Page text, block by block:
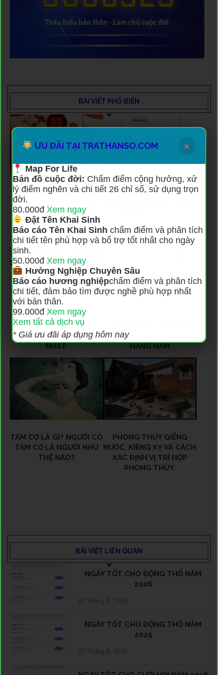
BÀI VIẾT PHỔ BIẾN
[XEM ONLINE] XEM TUỔI
VỢ CHỒNG THEO NĂM
SINH, THEO CUNG SINH,
CÓ HỢP NHAU KHÔNG
ĐẦY ĐỦ NHẤT?
[XEM ONLINE] XEM
NHẤT
Ý NGHĨA 64 QUẺ KINH
DỊCH CHI TIẾT VÀ ĐẦY ĐỦ
NHẤT
CHIẾU MỆNH VÀ XEM HẠN
HÀNG NĂM
TÂM CƠ LÀ GÌ? NGƯỜI CÓ
TÂM CƠ LÀ NGƯỜI NHƯ
THẾ NÀO?
PHONG THỦY GIẾNG
NƯỚC, KIÊNG KỴ VÀ CÁCH
XÁC ĐỊNH VỊ TRÍ HỢP
PHONG THỦY.
BÀI VIẾT LIÊN QUAN
NGÀY TỐT CHO ĐỘNG THỔ NĂM
2026
22 Tháng 8, 2025
NGÀY TỐT CHO ĐỘNG THỔ NĂM
2025
22 Tháng 8, 2025
ƯU ĐÃI TẠI TRATHANSO.COM ×
Map For Life
Bản đồ cuộc đời: Chấm điểm cộng hưởng, xử
lý điểm nghẽn và chi tiết 26 chỉ số, sử dụng trọn
đời.
80.000đ Xem ngay
Đặt Tên Khai Sinh
Báo cáo Tên Khai Sinh chấm điểm và phân tích
chi tiết tên phù hợp và bổ trợ tốt nhất cho ngày
sinh.
50.000đ Xem ngay
Hướng Nghiệp Chuyên Sâu
Báo cáo hương nghiệpchấm điểm và phân tích
chi tiết, đảm bảo tìm được nghề phù hợp nhất
với bản thân.
99.000đ Xem ngay
Xem tất cả dịch vụ
* Giá ưu đãi áp dụng hôm nay